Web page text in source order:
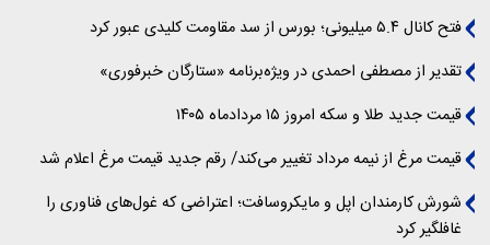
فتح کانال ۵.۴ میلیونی؛ بورس از سد مقاومت کلیدی عبور کرد
تقدیر از مصطفی احمدی در ویژه‌برنامه «ستارگان خبرفوری»
قیمت جدید طلا و سکه امروز ۱۵ مردادماه ۱۴۰۵
قیمت مرغ از نیمه مرداد تغییر می‌کند/ رقم جدید قیمت مرغ اعلام شد
شورش کارمندان اپل و مایکروسافت؛ اعتراضی که غول‌های فناوری را
غافلگیر کرد